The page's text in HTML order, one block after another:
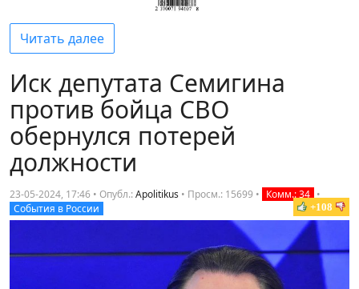
Читать далее
Иск депутата Семигина
против бойца СВО
обернулся потерей
должности
23-05-2024, 17:46 • Опубл.:Apolitikus • Просм.: 15699 • Комм.: 34 •
События в России
+108